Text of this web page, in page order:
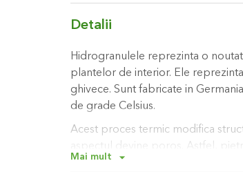
Detalii
Hidrogranulele reprezinta o
plantelor de interior. Ele
ghivece. Sunt fabricate in
de grade Celsius.
Acest proces termic modifica
aspectul devine poros. Astfel,
o cantitate mare de apa si de
Mai mult